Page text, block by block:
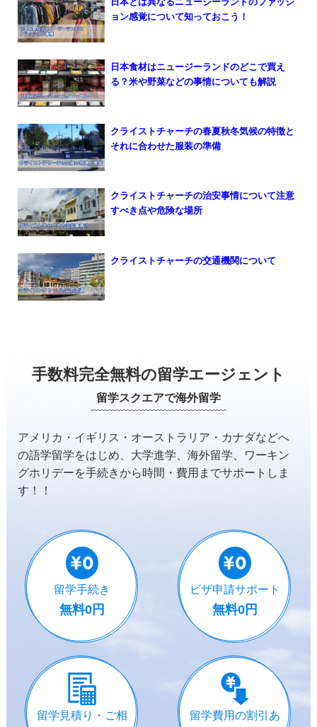
ョン感覚について知っておこう！
日本食材はニュージーランドのどこで買え
る？米や野菜などの事情についても解説
クライストチャーチの春夏秋冬気候の特徴と
それに合わせた服装の準備
クライストチャーチの治安事情について注意
すべき点や危険な場所
クライストチャーチの交通機関について
手数料完全無料の留学エージェント
留学スクエアで海外留学
アメリカ・イギリス・オーストラリア・カナダなどへ
の語学留学をはじめ、大学進学、海外留学、ワーキン
グホリデーを手続きから時間・費用までサポートしま
す！！
留学手続き
無料0円
ビザ申請サポート
無料0円
留学見積り・ご相
留学費用の割引あ